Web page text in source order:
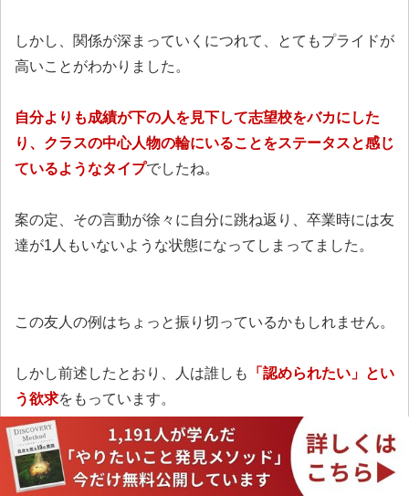
しかし、関係が深まっていくにつれて、とてもプライドが
高いことがわかりました。
自分よりも成績が下の人を見下して志望校をバカにした
り、クラスの中心人物の輪にいることをステータスと感じ
ているようなタイプでしたね。
案の定、その言動が徐々に自分に跳ね返り、卒業時には友
達が1人もいないような状態になってしまってました。
この友人の例はちょっと振り切っているかもしれません。
しかし前述したとおり、人は誰しも
「認められたい」とい
う欲求をもっています。
特に、相手にバカにされたり、下に見られたと感じたりし
たときに「自分の方が上だ！」という反論をしてしまいが